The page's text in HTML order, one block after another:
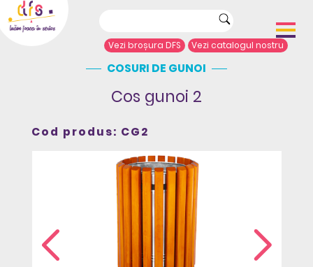
Vezi broșura DFS Vezi catalogul nostru
Echipamente de joacă
Contact
COSURI DE GUNOI
Cos gunoi 2
Cod produs: CG2